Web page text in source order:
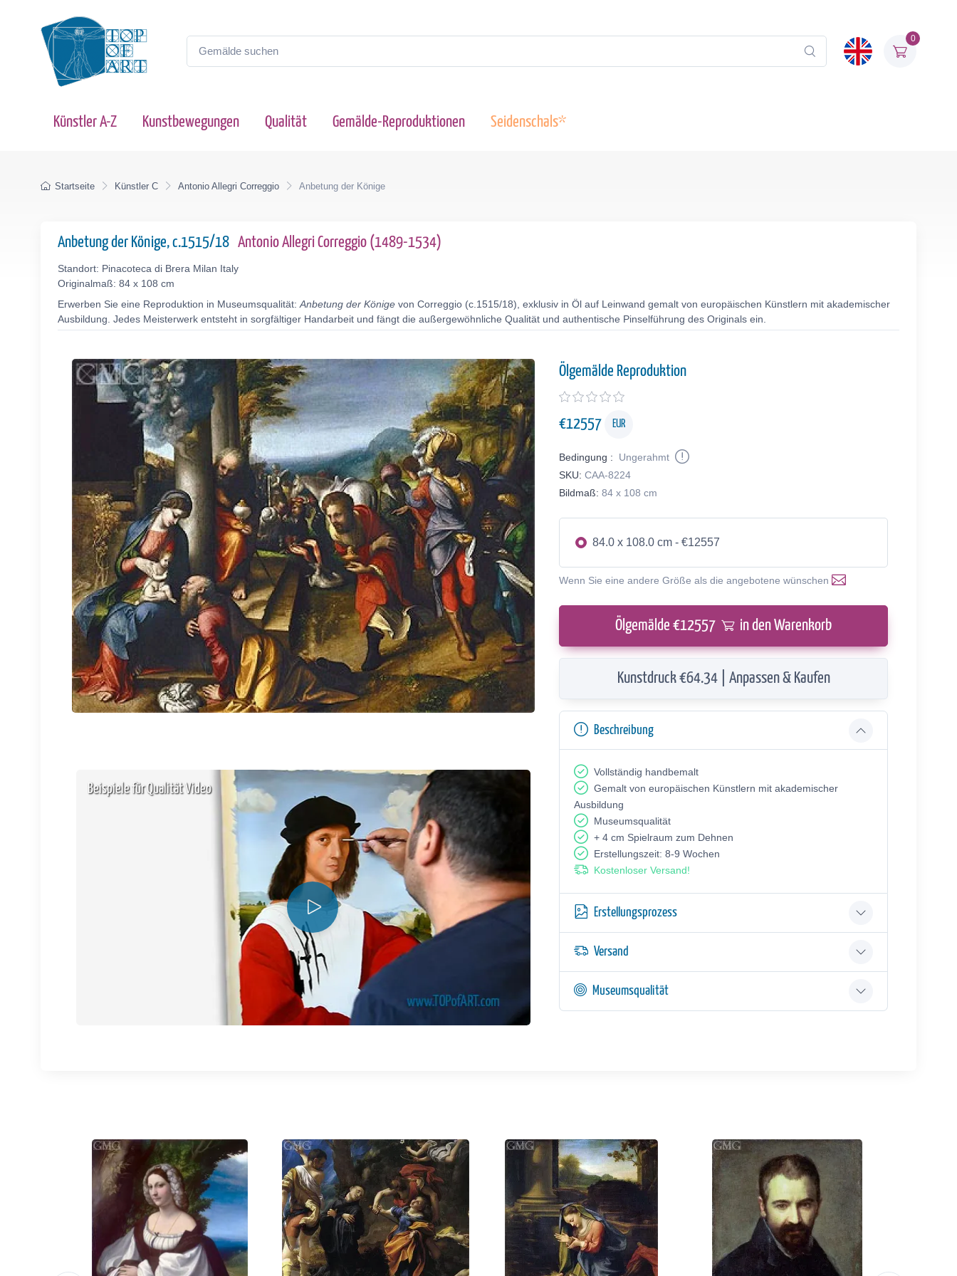
0
Künstler A-Z Kunstbewegungen Qualität Gemälde-Reproduktionen Seidenschals*
Startseite Künstler C Antonio Allegri Correggio Anbetung der Könige
Anbetung der Könige, c.1515/18 Antonio Allegri Correggio (1489-1534)
Standort: Pinacoteca di Brera Milan Italy
Originalmaß: 84 x 108 cm
Erwerben Sie eine Reproduktion in Museumsqualität: Anbetung der Könige von Correggio (c.1515/18), exklusiv in Öl auf Leinwand gemalt von europäischen Künstlern mit akademischer
Ausbildung. Jedes Meisterwerk entsteht in sorgfältiger Handarbeit und fängt die außergewöhnliche Qualität und authentische Pinselführung des Originals ein.
Beispiele für Qualität Video
Ölgemälde Reproduktion
€12557 EUR
Bedingung :
Ungerahmt
SKU: CAA-8224
Bildmaß: 84 x 108 cm
84.0 x 108.0 cm - €12557
Wenn Sie eine andere Größe als die angebotene wünschen
Ölgemälde €12557 in den Warenkorb
Kunstdruck €64.34 | Anpassen & Kaufen
Beschreibung
Vollständig handbemalt
Gemalt von europäischen Künstlern mit akademischer
Ausbildung
Museumsqualität
+ 4 cm Spielraum zum Dehnen
Erstellungszeit: 8-9 Wochen
Kostenloser Versand!
Erstellungsprozess
Versand
Museumsqualität